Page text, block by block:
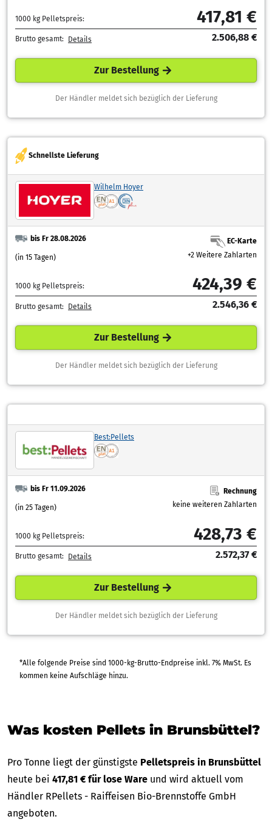
1000 kg Pelletspreis: 417,81 €
Brutto gesamt: Details 2.506,88 €
Zur Bestellung
Der Händler meldet sich bezüglich der Lieferung
Schnellste Lieferung
Wilhelm Hoyer
bis Fr 28.08.2026
(in 15 Tagen)
EC-Karte
+2 Weitere Zahlarten
1000 kg Pelletspreis: 424,39 €
Brutto gesamt: Details 2.546,36 €
Zur Bestellung
Der Händler meldet sich bezüglich der Lieferung
Best:Pellets
bis Fr 11.09.2026
(in 25 Tagen)
Rechnung
keine weiteren Zahlarten
1000 kg Pelletspreis: 428,73 €
Brutto gesamt: Details 2.572,37 €
Zur Bestellung
Der Händler meldet sich bezüglich der Lieferung
*Alle folgende Preise sind 1000-kg-Brutto-Endpreise inkl. 7% MwSt. Es
kommen keine Aufschläge hinzu.
Was kosten Pellets in Brunsbüttel?
Pro Tonne liegt der günstigste Pelletspreis in Brunsbüttel
heute bei 417,81 € für lose Ware und wird aktuell vom
Händler RPellets - Raiffeisen Bio-Brennstoffe GmbH
angeboten.